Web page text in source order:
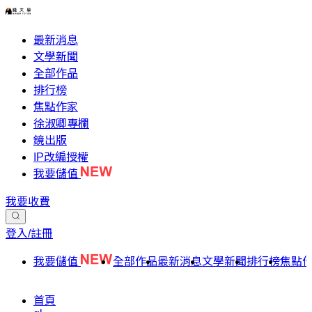
最新消息
文學新聞
全部作品
排行榜
焦點作家
徐淑卿專欄
鏡出版
IP改編授權
我要儲值
我要收費
登入/註冊
我要儲值 全部作品最新消息文學新聞排行榜焦點
首頁